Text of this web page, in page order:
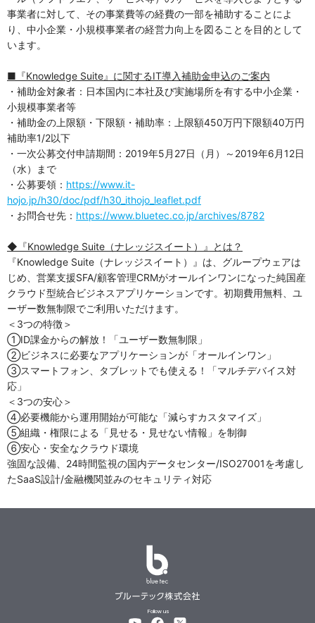
事業者に対して、その事業費等の経費の一部を補助することによ
り、中小企業・小規模事業者の経営力向上を図ることを目的として
います。
■『Knowledge Suite』に関するIT導入補助金申込のご案内
・補助金対象者：日本国内に本社及び実施場所を有する中小企業・
小規模事業者等
・補助金の上限額・下限額・補助率：上限額450万円下限額40万円
補助率1/2以下
・一次公募交付申請期間：2019年5月27日（月）～2019年6月12日
（水）まで
・公募要領： https://www.it-
hojo.jp/h30/doc/pdf/h30_ithojo_leaflet.pdf
・お問合せ先： https://www.bluetec.co.jp/archives/8782
◆『Knowledge Suite（ナレッジスイート）』とは？
『Knowledge Suite（ナレッジスイート）』は、グループウェアは
じめ、営業支援SFA/顧客管理CRMがオールインワンになった純国産
クラウド型統合ビジネスアプリケーションです。初期費用無料、ユ
ーザー数無制限でご利用いただけます。
＜3つの特徴＞
①ID課金からの解放！「ユーザー数無制限」
②ビジネスに必要なアプリケーションが「オールインワン」
③スマートフォン、タブレットでも使える！「マルチデバイス対
応」
＜3つの安心＞
④必要機能から運用開始が可能な「減らすカスタマイズ」
⑤組織・権限による「見せる・見せない情報」を制御
⑥安心・安全なクラウド環境
強固な設備、24時間監視の国内データセンター/ISO27001を考慮し
たSaaS設計/金融機関並みのセキュリティ対応
Follow us